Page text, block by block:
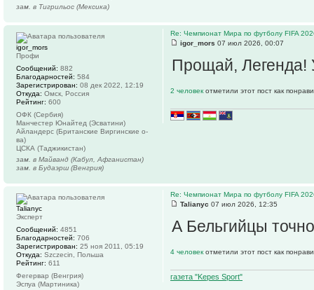
зам. в Тигрильос (Мексика)
Re: Чемпионат Мира по футболу FIFA
igor_mors 07 июл 2026, 00:07
Прощай, Легенда!
2 человек отметили этот пост как
igor_mors
Профи
Сообщений: 882
Благодарностей: 584
Зарегистрирован: 08 дек 2022, 12:19
Откуда: Омск, Россия
Рейтинг: 600
ОФК (Сербия)
Манчестер Юнайтед (Эсватини)
Айландерс (Британские Виргинские о-
ва)
ЦСКА (Таджикистан)
зам. в Майванд (Кабул, Афганистан)
зам. в Будаэрш (Венгрия)
Re: Чемпионат Мира по футболу FIFA
Talianyc 07 июл 2026, 12:35
А Бельгийцы
4 человек отметили этот пост как
газета "Kepes Sport"
Talianyc
Эксперт
Сообщений: 4851
Благодарностей: 706
Зарегистрирован: 25 ноя 2011, 05:19
Откуда: Szczecin, Польша
Рейтинг: 611
Фегервар (Венгрия)
Эспуа (Мартиника)